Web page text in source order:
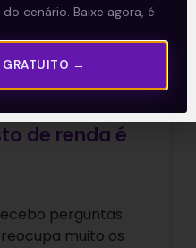
de renda é
perguntas
muito os
cenário. Baixe agora, é
GRATUITO →